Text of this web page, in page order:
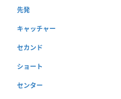
先発
キャッチャー
セカンド
ショート
センター